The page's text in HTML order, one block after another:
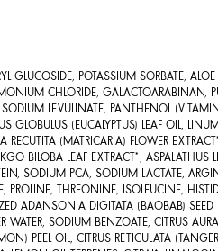
GLUCOSIDE, POTASSIUM SORBATE,
CHLORIDE, GALACTOARABINAN,
LEVULINATE, PANTHENOL
GLOBULUS (EUCALYPTUS) LEAF OIL,
(MATRICARIA) FLOWER
BILOBA LEAF EXTRACT*, ASPALATHUS
SODIUM PCA, SODIUM LACTATE,
PROLINE, THREONINE, ISOLEUCINE,
ADANSONIA DIGITATA (BAOBAB) SEED
WATER, SODIUM BENZOATE, CITRUS
PEEL OIL, CITRUS RETICULATA